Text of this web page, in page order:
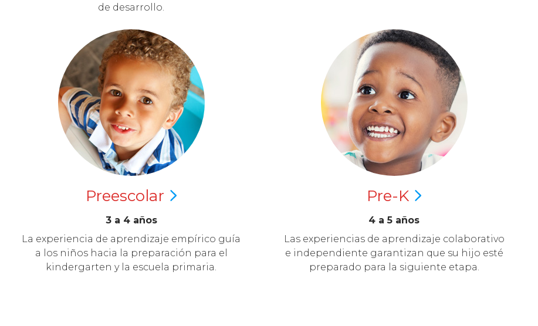
de desarrollo.
Preescolar
3 a 4 años
La experiencia de aprendizaje empírico guía
a los niños hacia la preparación para el
kindergarten y la escuela primaria.
Pre-K
4 a 5 años
Las experiencias de aprendizaje colaborativo
e independiente garantizan que su hijo esté
preparado para la siguiente etapa.